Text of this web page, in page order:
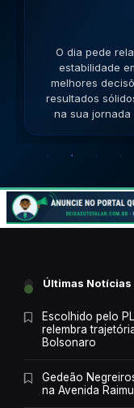
O dia pede
versatilidade é
impasses de
sucesso.
jornada de
Últimas Notícias
Escolhido pelo
relembra
Bolsonaro
Gedeão
na Avenida